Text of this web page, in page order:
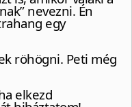
nevezni. Én
egy
röhögni. Peti még
elkezd